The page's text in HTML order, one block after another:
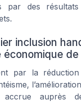
par des
inclusion
de
par la
accrue auprès